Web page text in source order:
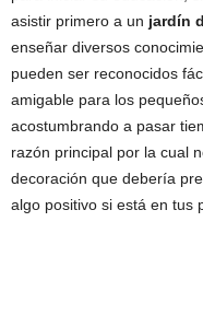
asistir primero a un jardín
enseñar diversos
pueden ser reconocidos
amigable para los
acostumbrando a pasar
razón principal por la cual
decoración que debería
algo positivo si está en tus